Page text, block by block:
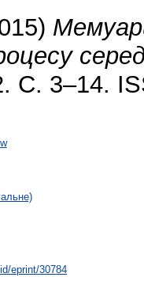
С. 3–14.
eprint/30784